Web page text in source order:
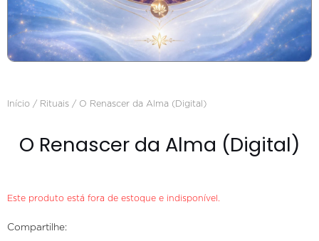
Início / Rituais / O Renascer da Alma (Digital)
O Renascer da Alma (Digital)
Este produto está fora de estoque e indisponível.
Compartilhe: